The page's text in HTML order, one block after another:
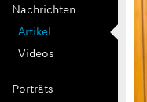
Nachrichten
Artikel
Videos
Porträts